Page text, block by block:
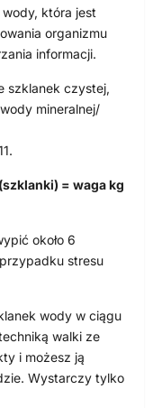
która jest
organizmu
informacji.
szklanek czystej,
mineralnej/
= waga kg
około 6
stresu
wody w ciągu
walki ze
i możesz ją
Wystarczy tylko